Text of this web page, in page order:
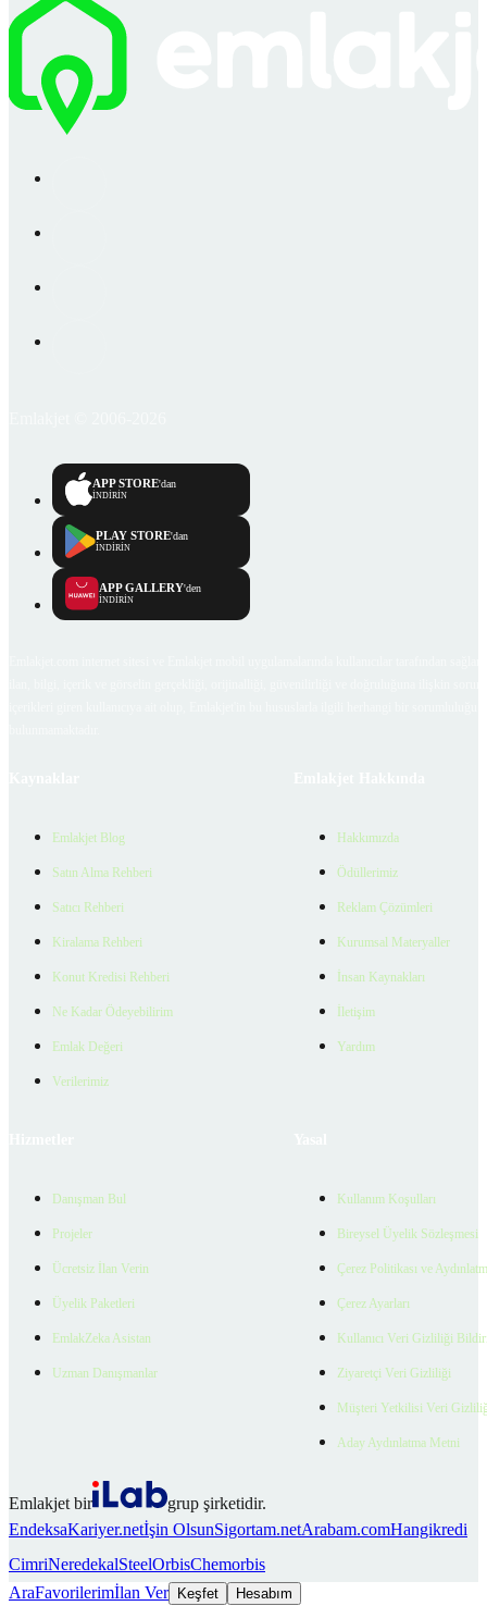
APP STORE'dan
İNDİRİN
PLAY STORE'dan
İNDİRİN
APP GALLERY'den
İNDİRİN
Emlakjet Blog
Satın Alma Rehberi
Satıcı Rehberi
Kiralama Rehberi
Konut Kredisi Rehberi
Ne Kadar Ödeyebilirim
Emlak Değeri
Verilerimiz
Hakkımızda
Ödüllerimiz
Reklam Çözümleri
Kurumsal Materyaller
İnsan Kaynakları
İletişim
Yardım
Danışman Bul
Projeler
Ücretsiz İlan Verin
Üyelik Paketleri
EmlakZeka Asistan
Uzman Danışmanlar
Kullanım Koşulları
Bireysel Üyelik Sözleşmesi
Çerez Politikası ve
Çerez Ayarları
Kullanıcı Veri Gizliliği
Ziyaretçi Veri Gizliliği
Müşteri Yetkilisi Veri
Aday Aydınlatma Metni
Emlakjet bir
grup şirketidir.
EndeksaKariyer.netİşin OlsunSigortam.netArabam.comHangikredi
CimriNeredekalSteelOrbisChemorbis
AraFavorilerimİlan Ver Keşfet Hesabım